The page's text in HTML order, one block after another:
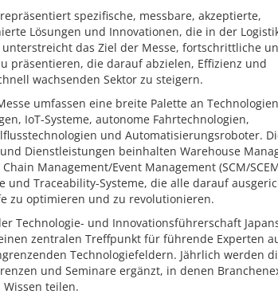
spezifische, messbare, akzeptierte,
Lösungen und Innovationen, die in der
das Ziel der Messe, fortschrittliche
präsentieren, die darauf abzielen, Effizienz und
wachsenden Sektor zu steigern.
umfassen eine breite Palette an
IoT-Systeme, autonome Fahrtechnologien,
und Automatisierungsroboter.
Dienstleistungen beinhalten Warehouse
Management/Event Management (SCM/
und Traceability-Systeme, die alle darauf
zu optimieren und zu revolutionieren.
Technologie- und Innovationsführerschaft
zentralen Treffpunkt für führende Experten
Technologiefeldern. Jährlich werden
und Seminare ergänzt, in denen
teilen.